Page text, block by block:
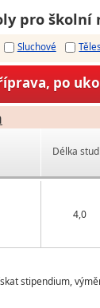
pro školní
Sluchové
po
Délka
4,0
stipendium,